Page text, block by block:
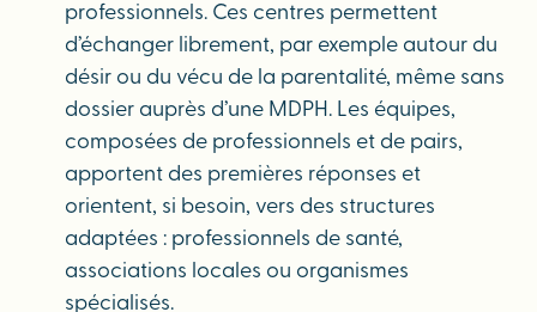
professionnels. Ces centres permettent
d’échanger librement, par exemple autour du
désir ou du vécu de la parentalité, même sans
dossier auprès d’une MDPH. Les équipes,
composées de professionnels et de pairs,
apportent des premières réponses et
orientent, si besoin, vers des structures
adaptées : professionnels de santé,
associations locales ou organismes
spécialisés.